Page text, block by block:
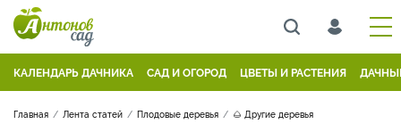
КАЛЕНДАРЬ ДАЧНИКА САД И ОГОРОД ЦВЕТЫ И РАСТЕНИЯ
Главная Лента статей Плодовые деревья 🌰 Другие деревья